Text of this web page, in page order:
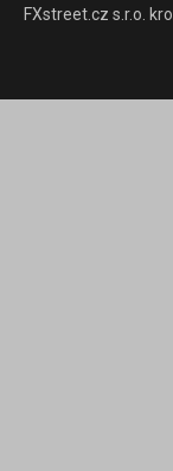
FXstreet.cz s.r.o.